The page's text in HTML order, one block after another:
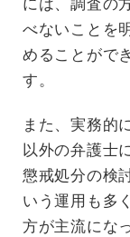
には、調査の
べないことを
めることがで
す。
また、実務的
以外の弁護士
懲戒処分の検
いう運用も多
方が主流にな